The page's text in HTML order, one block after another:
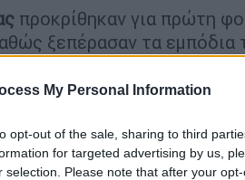
My Personal Information
opt-out of the sale, sharing to third
for targeted advertising by us,
selection. Please note that after your
προκρίθηκαν για πρώτη
ξεπέρασαν τα εμπόδια
στις 27 Μαΐου στη